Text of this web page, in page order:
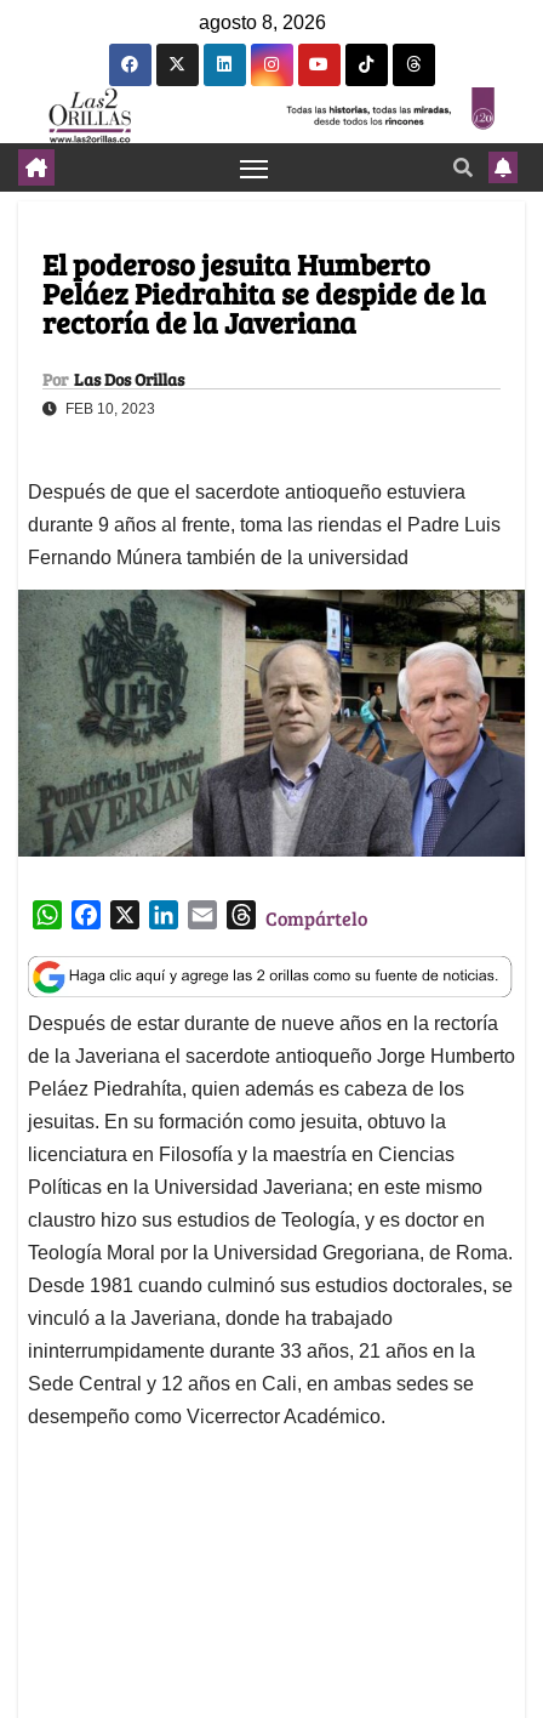
agosto 8, 2026
El poderoso jesuita Humberto
Peláez Piedrahita se despide de la
rectoría de la Javeriana
Por Las Dos Orillas
FEB 10, 2023
Después de que el sacerdote antioqueño estuviera
durante 9 años al frente, toma las riendas el Padre Luis
Fernando Múnera también de la universidad
W
a
t
s
A
p
p
c
e
b
o
o
k
n
k
e
d
I
n
a
i
l
T
r
e
a
d
s
Compártelo
Después de estar durante de nueve años en la rectoría
de la Javeriana el sacerdote antioqueño Jorge Humberto
Peláez Piedrahíta, quien además es cabeza de los
jesuitas. En su formación como jesuita, obtuvo la
licenciatura en Filosofía y la maestría en Ciencias
Políticas en la Universidad Javeriana; en este mismo
claustro hizo sus estudios de Teología, y es doctor en
Teología Moral por la Universidad Gregoriana, de Roma.
Desde 1981 cuando culminó sus estudios doctorales, se
vinculó a la Javeriana, donde ha trabajado
ininterrumpidamente durante 33 años, 21 años en la
Sede Central y 12 años en Cali, en ambas sedes se
desempeño como Vicerrector Académico.